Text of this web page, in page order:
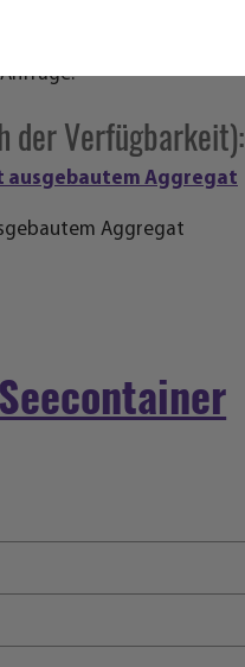
der Verfügbarkeit):
Aggregat
Seecontainer